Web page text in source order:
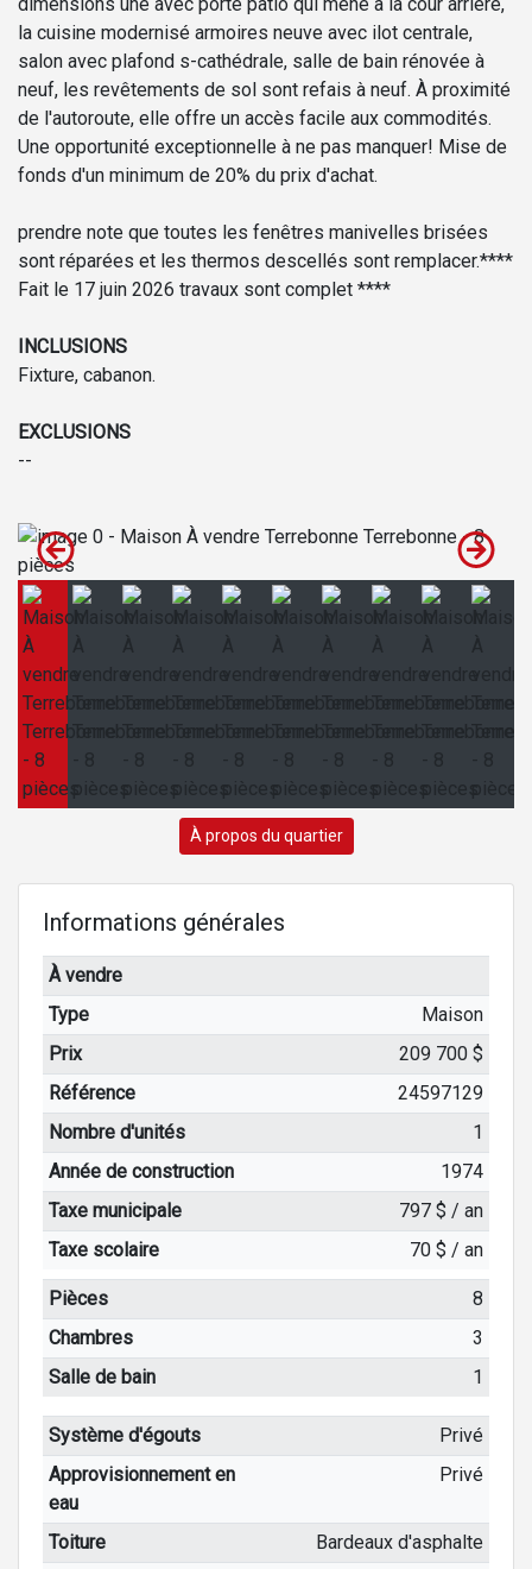
la cuisine modernisé armoires neuve avec ilot centrale,
salon avec plafond s-cathédrale, salle de bain rénovée à
neuf, les revêtements de sol sont refais à neuf. À proximité
de l'autoroute, elle offre un accès facile aux commodités.
Une opportunité exceptionnelle à ne pas manquer! Mise de
fonds d'un minimum de 20% du prix d'achat.
prendre note que toutes les fenêtres manivelles brisées
sont réparées et les thermos descellés sont remplacer.****
Fait le 17 juin 2026 travaux sont complet ****
INCLUSIONS
Fixture, cabanon.
EXCLUSIONS
--
À propos du quartier
Informations générales
À vendre
Type
Maison
Prix
209 700 $
Référence
24597129
Nombre d'unités
1
Année de construction
1974
Taxe municipale
797 $ / an
Taxe scolaire
70 $ / an
Pièces
8
Chambres
3
Salle de bain
1
Système d'égouts
Privé
Approvisionnement en
eau
Privé
Toiture
Bardeaux d'asphalte